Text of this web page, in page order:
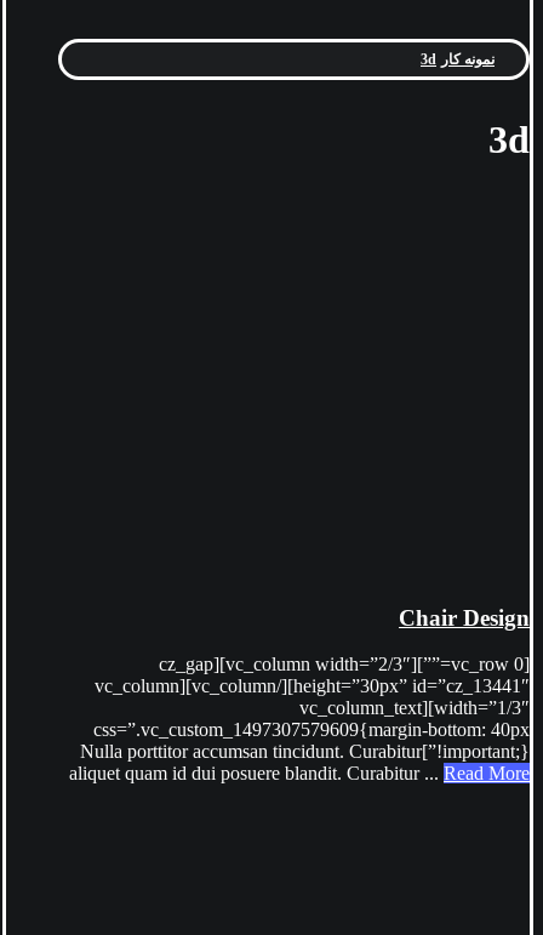
نمونه کار 3d
3d
Chair Design
[vc_row 0=””][vc_column width=”2/3″][cz_gap
height=”30px” id=”cz_13441″][/vc_column][vc_column
width=”1/3″][vc_column_text
css=”.vc_custom_1497307579609{margin-bottom: 40px
!important;}”]Nulla porttitor accumsan tincidunt. Curabitur
aliquet quam id dui posuere blandit. Curabitur ... Read More